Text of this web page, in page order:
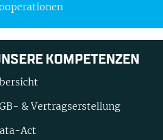
KOMPETENZEN
& Vertragserstellung
Act